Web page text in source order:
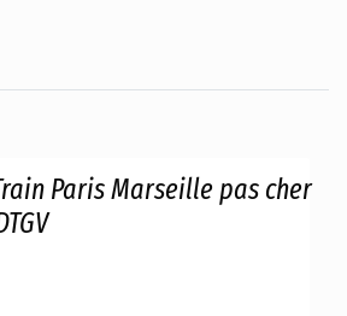
Paris Marseille pas cher